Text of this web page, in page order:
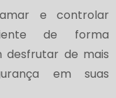
e controlar
de forma
desfrutar de mais
em suas